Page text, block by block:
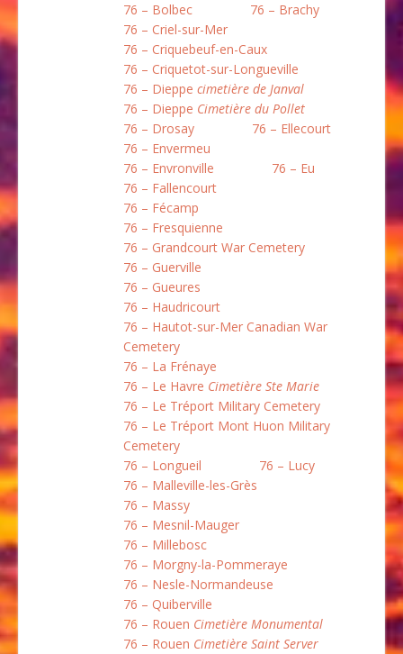
76 – Bolbec
76 – Brachy
76 – Criel-sur-Mer
76 – Criquebeuf-en-Caux
76 – Criquetot-sur-Longueville
76 – Dieppe cimetière de Janval
76 – Dieppe Cimetière du Pollet
76 – Drosay
76 – Ellecourt
76 – Envermeu
76 – Envronville
76 – Eu
76 – Fallencourt
76 – Fécamp
76 – Fresquienne
76 – Grandcourt War Cemetery
76 – Guerville
76 – Gueures
76 – Haudricourt
76 – Hautot-sur-Mer Canadian War
Cemetery
76 – La Frénaye
76 – Le Havre Cimetière Ste Marie
76 – Le Tréport Military Cemetery
76 – Le Tréport Mont Huon Military
Cemetery
76 – Longueil
76 – Lucy
76 – Malleville-les-Grès
76 – Massy
76 – Mesnil-Mauger
76 – Millebosc
76 – Morgny-la-Pommeraye
76 – Nesle-Normandeuse
76 – Quiberville
76 – Rouen Cimetière Monumental
76 – Rouen Cimetière Saint Server